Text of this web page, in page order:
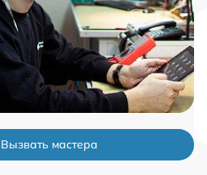
Вызвать мастера